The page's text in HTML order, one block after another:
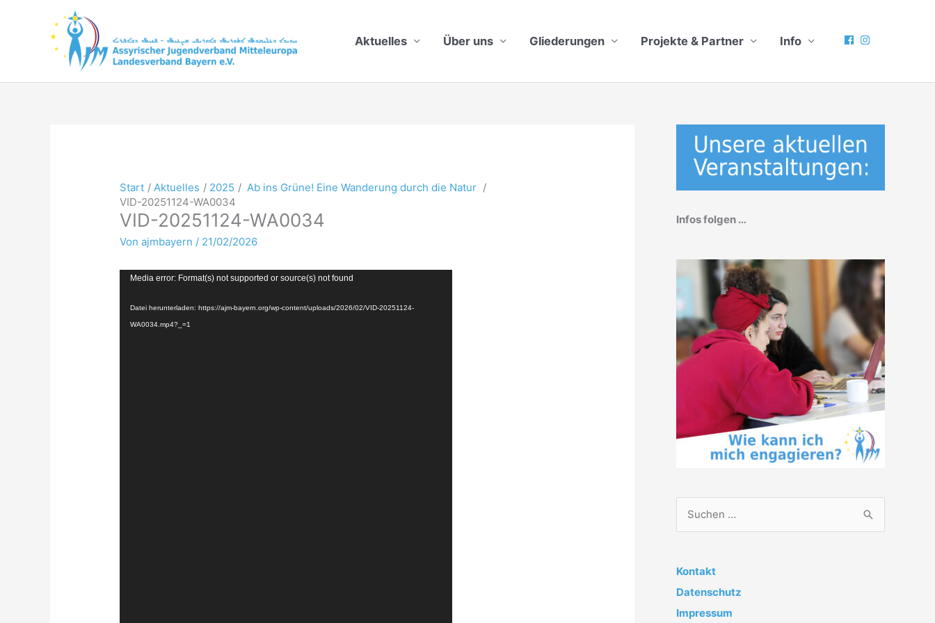
Aktuelles Über uns Gliederungen Projekte & Partner Info
Start Aktuelles 2025
Ab ins Grüne! Eine Wanderung durch die Natur
VID-20251124-WA0034
VID-20251124-WA0034
Vonajmbayern / 21/02/2026
Video-
Media error: Format(s) not supported or source(s) not found
Datei herunterladen: https://ajm-bayern.org/wp-content/uploads/2026/02/VID-20251124-
WA0034.mp4?_=1
Infos folgen …
h
e
n
Kontakt
Datenschutz
Impressum